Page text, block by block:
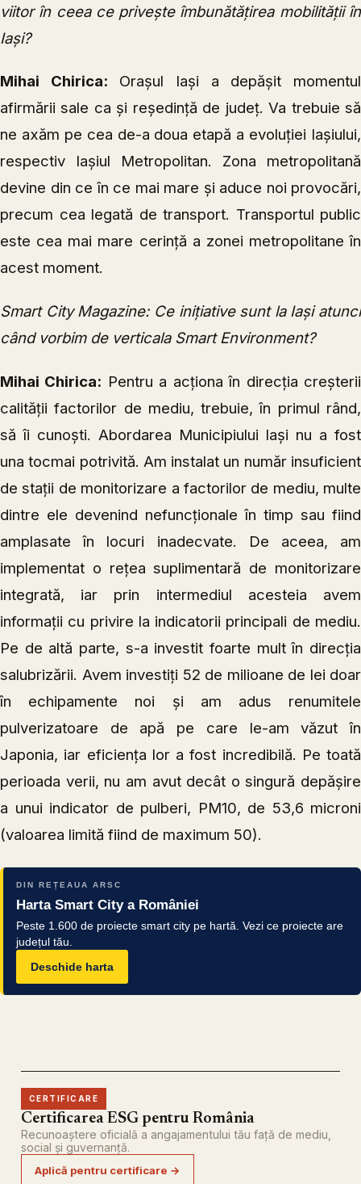
viitor în ceea ce privește îmbunătățirea mobilității în
Iași?
Mihai Chirica: Orașul Iași a depășit momentul
afirmării sale ca și reședință de județ. Va trebuie să
ne axăm pe cea de-a doua etapă a evoluției Iașiului,
respectiv Iașiul Metropolitan. Zona metropolitană
devine din ce în ce mai mare și aduce noi provocări,
precum cea legată de transport. Transportul public
este cea mai mare cerință a zonei metropolitane în
acest moment.
Smart City Magazine: Ce inițiative sunt la Iași atunci
când vorbim de verticala Smart Environment?
Mihai Chirica: Pentru a acționa în direcția creșterii
calității factorilor de mediu, trebuie, în primul rând,
să îi cunoști. Abordarea Municipiului Iași nu a fost
una tocmai potrivită. Am instalat un număr insuficient
de stații de monitorizare a factorilor de mediu, multe
dintre ele devenind nefuncționale în timp sau fiind
amplasate în locuri inadecvate. De aceea, am
implementat o rețea suplimentară de monitorizare
integrată, iar prin intermediul acesteia avem
informații cu privire la indicatorii principali de mediu.
Pe de altă parte, s-a investit foarte mult în direcția
salubrizării. Avem investiți 52 de milioane de lei doar
în echipamente noi și am adus renumitele
pulverizatoare de apă pe care le-am văzut în
Japonia, iar eficiența lor a fost incredibilă. Pe toată
perioada verii, nu am avut decât o singură depășire
a unui indicator de pulberi, PM10, de 53,6 microni
(valoarea limită fiind de maximum 50).
DIN REȚEAUA ARSC
Harta Smart City a României
Peste 1.600 de proiecte smart city pe hartă. Vezi ce proiecte are
județul tău.
Deschide harta
CERTIFICARE
Certificarea ESG pentru România
Recunoaștere oficială a angajamentului tău față de mediu,
social și guvernanță.
Aplică pentru certificare →